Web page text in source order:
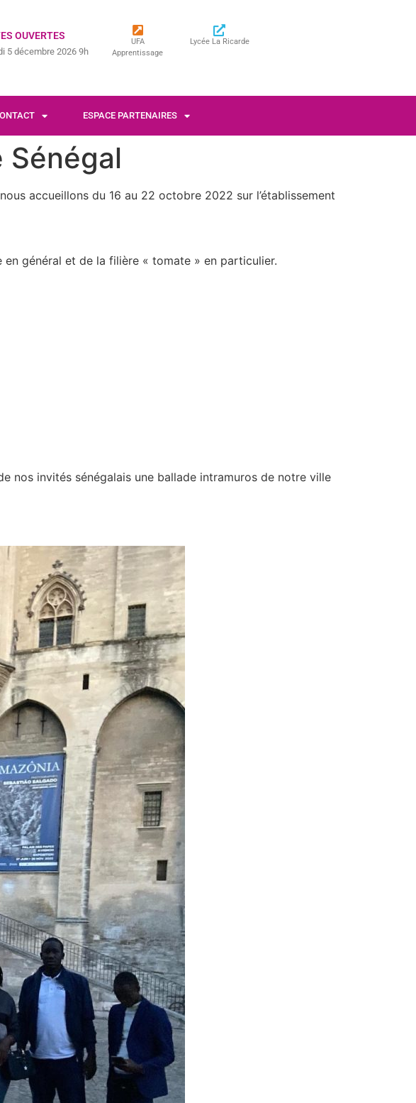
OUVERTES
5 décembre 2026 9h
UFA
Apprentissage
Lycée La Ricarde
ESPACE PARTENAIRES
accueillons du 16 au 22 octobre 2022 sur l’établissement
général et de la filière « tomate » en particulier.
nos invités sénégalais une ballade intramuros de notre ville